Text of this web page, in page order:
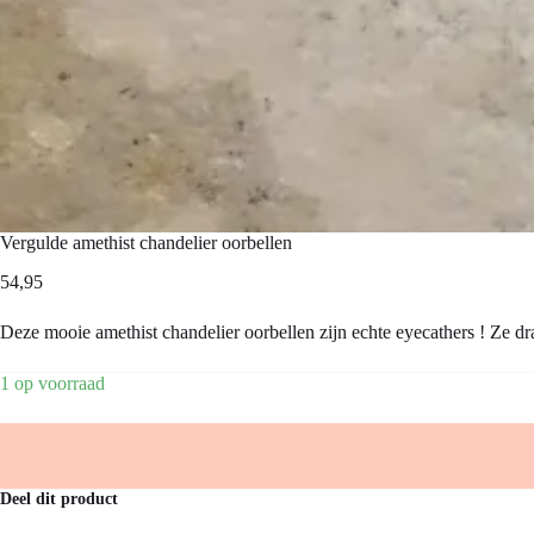
Vergulde amethist chandelier oorbellen
54,95
Deze mooie amethist chandelier oorbellen zijn echte eyecathers ! Ze
1 op voorraad
Deel dit product